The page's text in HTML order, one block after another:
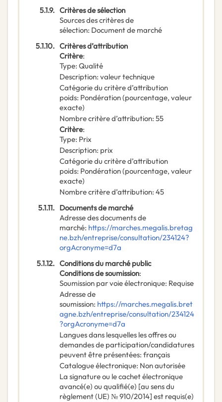
5.1.9. Critères de sélection
Sources des critères de
sélection: Document de marché
5.1.10. Critères d’attribution
Critère:
Type: Qualité
Description: valeur technique
Catégorie du critère d’attribution
poids: Pondération (pourcentage, valeur
exacte)
Nombre critère d’attribution: 55
Critère:
Type: Prix
Description: prix
Catégorie du critère d’attribution
poids: Pondération (pourcentage, valeur
exacte)
Nombre critère d’attribution: 45
5.1.11. Documents de marché
Adresse des documents de
marché: https://marches.megalis.bretag
ne.bzh/entreprise/consultation/234124?
orgAcronyme=d7a
5.1.12. Conditions du marché public
Conditions de soumission:
Soumission par voie électronique: Requise
Adresse de
soumission: https://marches.megalis.bret
agne.bzh/entreprise/consultation/234124
?orgAcronyme=d7a
Langues dans lesquelles les offres ou
demandes de participation/candidatures
peuvent être présentées: français
Catalogue électronique: Non autorisée
La signature ou le cachet électronique
avancé(e) ou qualifié(e) [au sens du
règlement (UE) № 910/2014] est requis(e)